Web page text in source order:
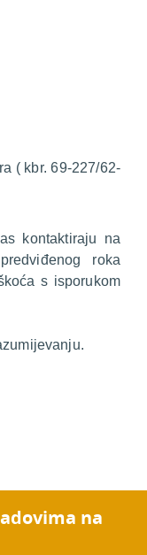
( kbr. 69-227/62-
kontaktiraju na
roka
s isporukom
na